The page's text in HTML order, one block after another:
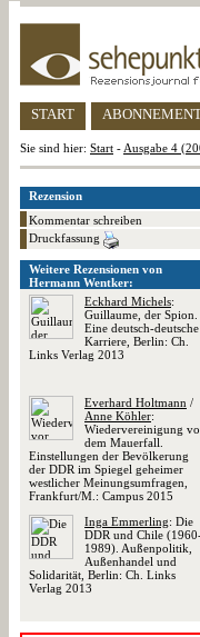
START ABONNEMENT
Sie sind hier: Start - Ausgabe 4
Rezension
Kommentar schreiben
Druckfassung
Weitere Rezensionen von
Hermann Wentker:
Eckhard Michels:
Guillaume, der Spion.
Eine deutsch-deutsche
Karriere, Berlin: Ch.
Links Verlag 2013
Everhard Holtmann /
Anne Köhler:
Wiedervereinigung
dem Mauerfall.
Einstellungen der Bevölkerung
der DDR im Spiegel geheimer
westlicher Meinungsumfragen,
Frankfurt/M.: Campus 2015
Inga Emmerling: Die
DDR und Chile
1989). Außenpolitik,
Außenhandel und
Solidarität, Berlin: Ch. Links
Verlag 2013